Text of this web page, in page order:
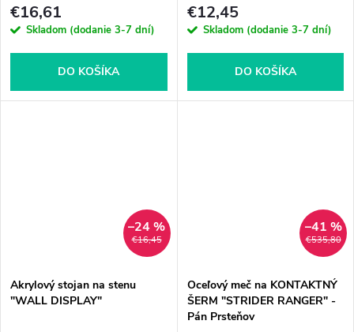
€16,61
Skladom (dodanie 3-7 dní)
DO KOŠÍKA
€12,45
Skladom (dodanie 3-7 dní)
DO KOŠÍKA
€16,45
–24 %
Akrylový stojan na stenu
"WALL DISPLAY"
€535,80
–41 %
Oceľový meč na KONTAKTNÝ
ŠERM "STRIDER RANGER" -
Pán Prsteňov